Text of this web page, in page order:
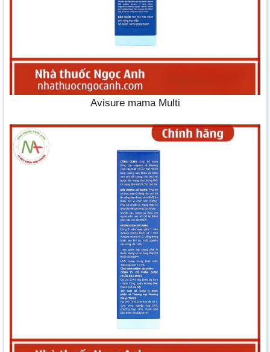
Avisure mama Multi